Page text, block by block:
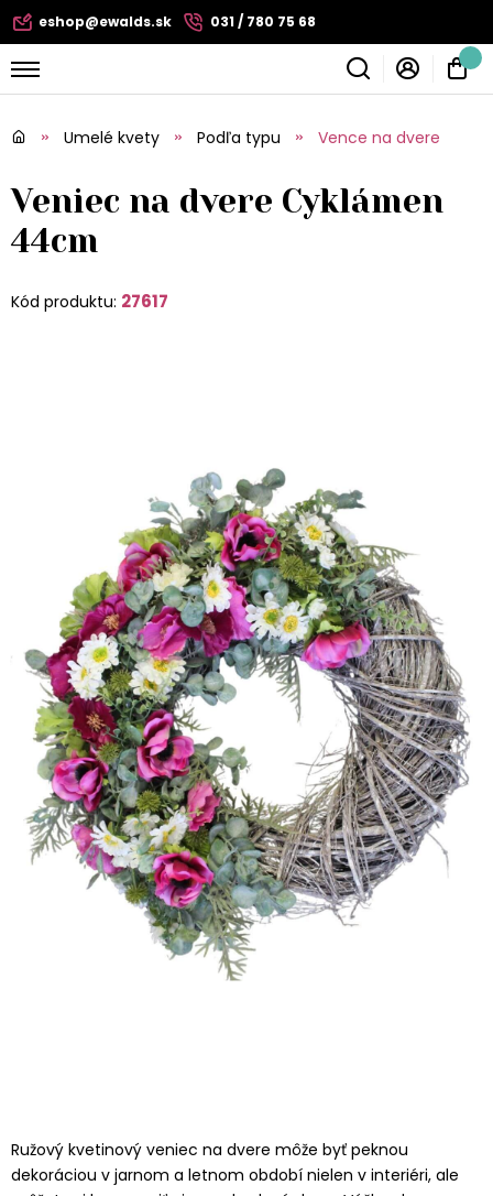
eshop@ewalds.sk 031 / 780 75 68
Umelé kvety Podľa typu Vence na dvere
Veniec na dvere Cyklámen
44cm
Kód produktu: 27617
Ružový kvetinový veniec na dvere môže byť peknou
dekoráciou v jarnom a letnom období nielen v interiéri, ale